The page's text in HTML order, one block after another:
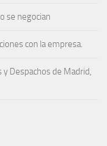
se negocian
con la empresa.
y Despachos de Madrid,